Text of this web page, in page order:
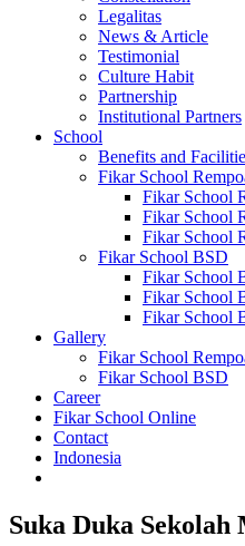
Legalitas
News & Article
Testimonial
Culture Habit
Partnership
Institutional Partners
School
Benefits and
Fikar School
Fikar School
Fikar School
Fikar School
Fikar School BSD
Fikar School
Fikar School
Fikar School
Gallery
Fikar School
Fikar School BSD
Career
Fikar School Online
Contact
Indonesia
Suka Duka Sekolah